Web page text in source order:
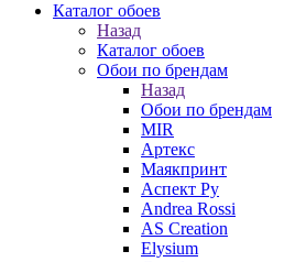
Каталог обоев
Назад
Каталог обоев
Обои по брендам
Назад
Обои по брендам
MIR
Артекс
Маякпринт
Аспект Ру
Andrea Rossi
AS Creation
Elysium